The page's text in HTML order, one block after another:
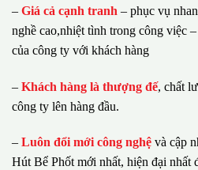
– Giá cả cạnh tranh – phục vụ
nghề cao,nhiệt tình trong công việc
của công ty với khách hàng
– Khách hàng là thượng đế, chất
công ty lên hàng đầu.
– Luôn đổi mới công nghệ và cập
Hút Bể Phốt mới nhất, hiện đại nhất